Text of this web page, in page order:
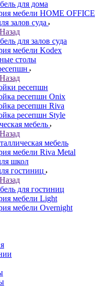
для дома
мебели HOME OFFICE
залов суда
Назад
для залов суда
мебели Kodex
столы
Назад
ресепшн
ресепшн Onix
ресепшн Riva
ресепшн Style
мебель
Назад
мебель
мебели Riva Metal
школ
гостиниц
Назад
для гостиниц
мебели Light
мебели Overnight